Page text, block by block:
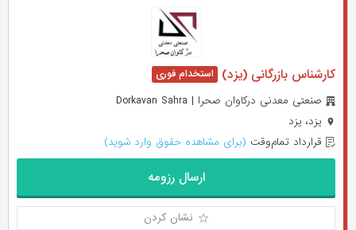
کارشناس بازرگانی (یزد)
صنعتی معدنی درکاوان صحرا | Dorkavan Sahra
یزد، یزد
قرارداد تمام‌وقت (برای مشاهده حقوق وارد شوید)
ارسال رزومه
نشان کردن